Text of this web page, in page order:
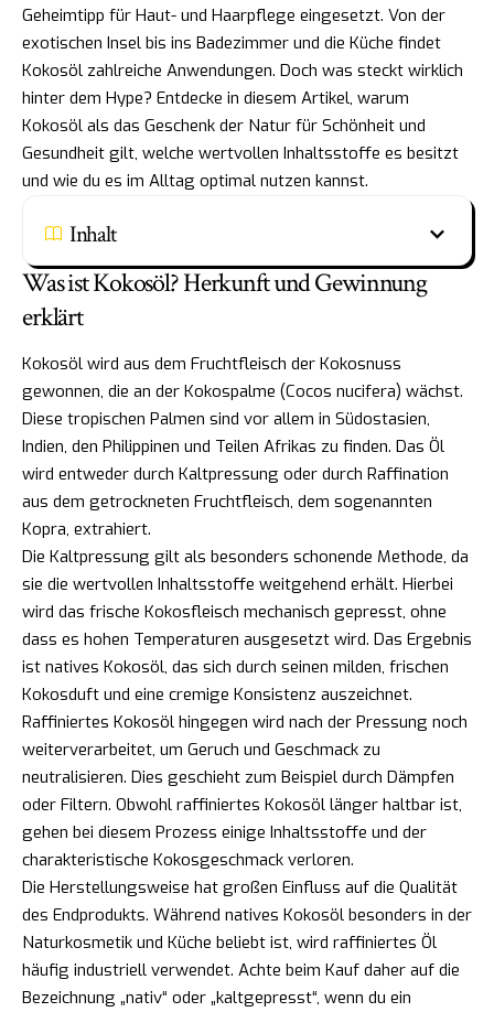
Geheimtipp für Haut- und Haarpflege eingesetzt. Von der
exotischen Insel bis ins Badezimmer und die Küche findet
Kokosöl zahlreiche Anwendungen. Doch was steckt wirklich
hinter dem Hype? Entdecke in diesem Artikel, warum
Kokosöl als das Geschenk der Natur für Schönheit und
Gesundheit gilt, welche wertvollen Inhaltsstoffe es besitzt
und wie du es im Alltag optimal nutzen kannst.
Inhalt
Was ist Kokosöl? Herkunft und Gewinnung
erklärt
Kokosöl wird aus dem Fruchtfleisch der Kokosnuss
gewonnen, die an der Kokospalme (Cocos nucifera) wächst.
Diese tropischen Palmen sind vor allem in Südostasien,
Indien, den Philippinen und Teilen Afrikas zu finden. Das Öl
wird entweder durch Kaltpressung oder durch Raffination
aus dem getrockneten Fruchtfleisch, dem sogenannten
Kopra, extrahiert.
Die Kaltpressung gilt als besonders schonende Methode, da
sie die wertvollen Inhaltsstoffe weitgehend erhält. Hierbei
wird das frische Kokosfleisch mechanisch gepresst, ohne
dass es hohen Temperaturen ausgesetzt wird. Das Ergebnis
ist natives Kokosöl, das sich durch seinen milden, frischen
Kokosduft und eine cremige Konsistenz auszeichnet.
Raffiniertes Kokosöl hingegen wird nach der Pressung noch
weiterverarbeitet, um Geruch und Geschmack zu
neutralisieren. Dies geschieht zum Beispiel durch Dämpfen
oder Filtern. Obwohl raffiniertes Kokosöl länger haltbar ist,
gehen bei diesem Prozess einige Inhaltsstoffe und der
charakteristische Kokosgeschmack verloren.
Die Herstellungsweise hat großen Einfluss auf die Qualität
des Endprodukts. Während natives Kokosöl besonders in der
Naturkosmetik und Küche beliebt ist, wird raffiniertes Öl
häufig industriell verwendet. Achte beim Kauf daher auf die
Bezeichnung „nativ“ oder „kaltgepresst“, wenn du ein